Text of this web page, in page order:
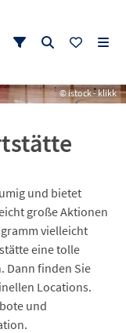
© istock - klikk
und bietet
große Aktionen
vielleicht
eine tolle
Dann finden Sie
Locations.
und